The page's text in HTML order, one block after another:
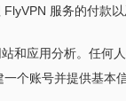
服务的付款
应用分析。任何
个账号并提供基本信